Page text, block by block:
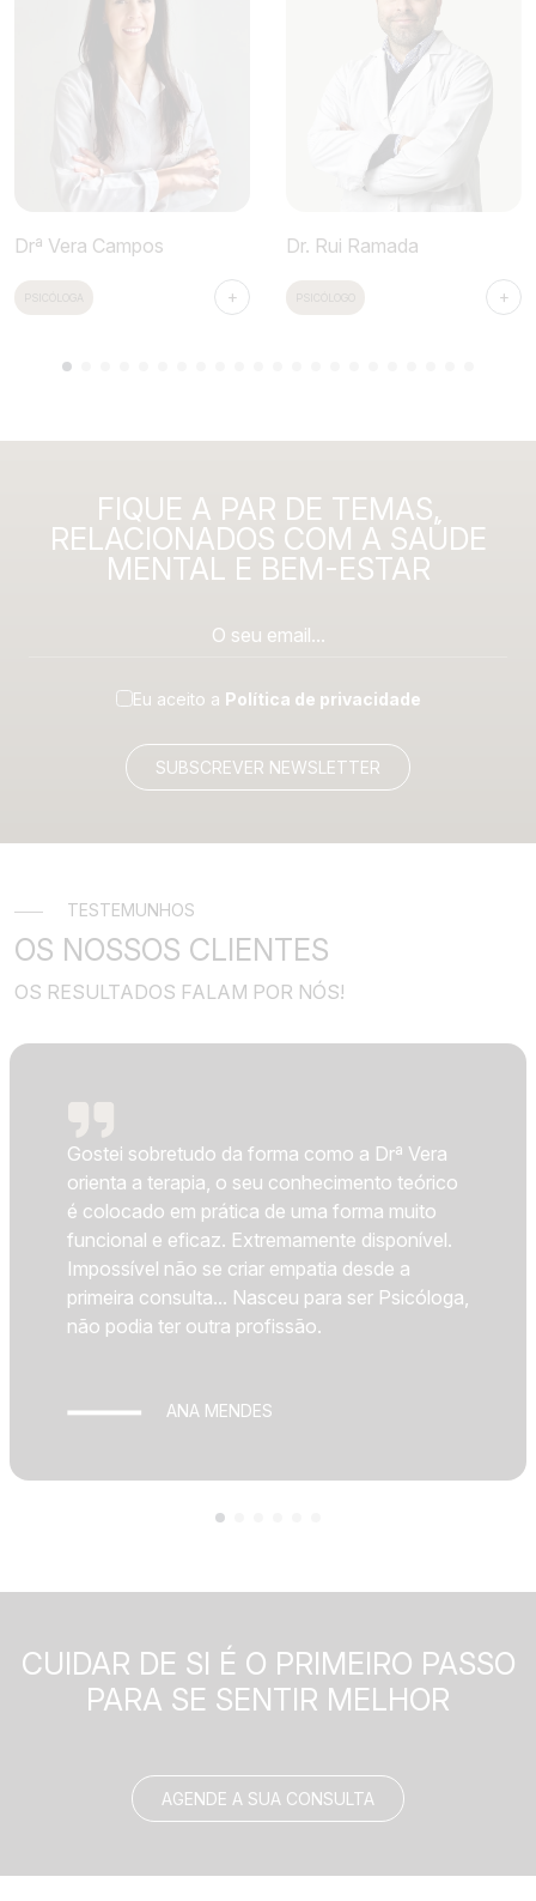
Drª Vera Campos
PSICÓLOGA +
Dr. Rui Ramada
PSICÓLOGO +
FIQUE A PAR DE TEMAS,
RELACIONADOS COM A SAÚDE
MENTAL E BEM-ESTAR
Eu aceito a Política de privacidade
SUBSCREVER NEWSLETTER
TESTEMUNHOS
OS NOSSOS CLIENTES
OS RESULTADOS FALAM POR NÓS!
Gostei sobretudo da forma como a Drª Vera
orienta a terapia, o seu conhecimento teórico
é colocado em prática de uma forma muito
funcional e eficaz. Extremamente disponível.
Impossível não se criar empatia desde a
primeira consulta... Nasceu para ser Psicóloga,
não podia ter outra profissão.
ANA MENDES
CUIDAR DE SI É O PRIMEIRO PASSO
PARA SE SENTIR MELHOR
AGENDE A SUA CONSULTA